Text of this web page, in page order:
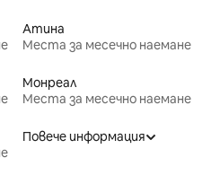
Атина
Места за месечно наемане
Монреал
Места за месечно наемане
Повече информация